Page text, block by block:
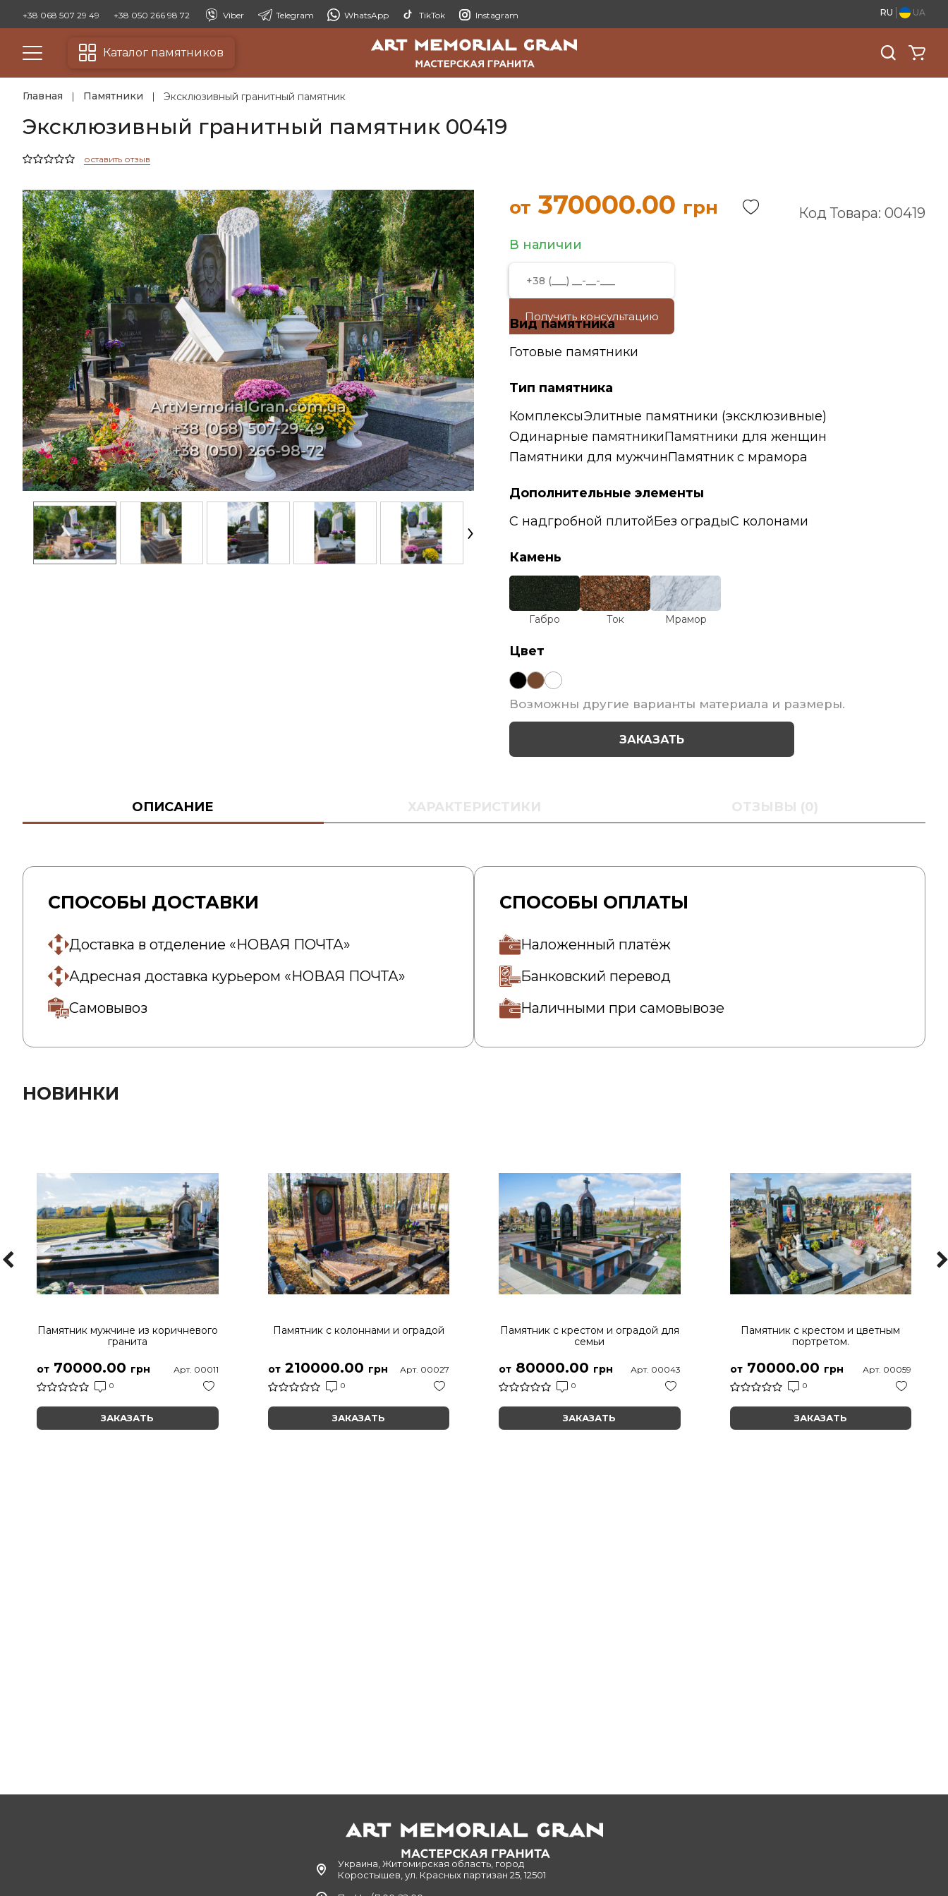
+38 068 507 29 49 +38 050 266 98 72 Viber Telegram WhatsApp TikTok Instagram RU UA
Каталог памятников
Главная Памятники Эксклюзивный гранитный памятник
Эксклюзивный гранитный памятник 00419
оставить отзыв
от 370000.00 грн Код Товара: 00419
В наличии
Получить консультацию
Вид памятника
Готовые памятники
Тип памятника
КомплексыЭлитные памятники (эксклюзивные)
Одинарные памятникиПамятники для женщин
Памятники для мужчинПамятник с мрамора
Дополнительные элементы
С надгробной плитойБез оградыС колонами
Камень
Габро Ток Мрамор
Цвет
Возможны другие варианты материала и размеры.
ЗАКАЗАТЬ
ОПИСАНИЕ ХАРАКТЕРИСТИКИ ОТЗЫВЫ (0)
СПОСОБЫ ДОСТАВКИ
Доставка в отделение «НОВАЯ ПОЧТА»
Адресная доставка курьером «НОВАЯ ПОЧТА»
Самовывоз
СПОСОБЫ ОПЛАТЫ
Наложенный платёж
Банковский перевод
Наличными при самовывозе
НОВИНКИ
Памятник мужчине из коричневого
гранита
от 70000.00 грн
0
Арт. 00011
ЗАКАЗАТЬ
Памятник с колоннами и оградой
от210000.00 грн
0
Арт. 00027
ЗАКАЗАТЬ
Памятник с крестом и оградой для
семьи
от 80000.00 грн
0
Арт. 00043
ЗАКАЗАТЬ
Памятник с крестом и цветным
портретом.
от70000.00 грн
0
Арт. 00059
ЗАКАЗАТЬ
Украина, Житомирская область, город
Коростышев, ул. Красных партизан 25, 12501